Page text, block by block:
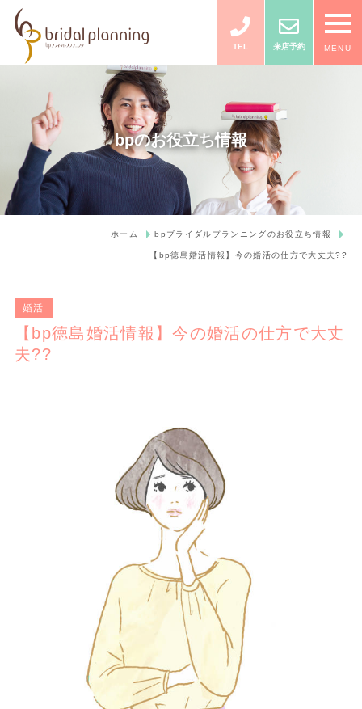
TEL 来店予約 MENU
bpのお役立ち情報
ホーム bpブライダルプランニングのお役立ち情報
【bp徳島婚活情報】今の婚活の仕方で大丈夫??
婚活
【bp徳島婚活情報】今の婚活の仕方で大丈
夫??